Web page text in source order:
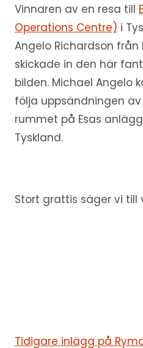
Vinnaren av en resa till
Operations Centre) i
Angelo Richardson
skickade in den här
bilden. Michael Angelo
följa uppsändningen
rummet på Esas
Tyskland.
Stort grattis säger vi till
Tidigare inlägg på